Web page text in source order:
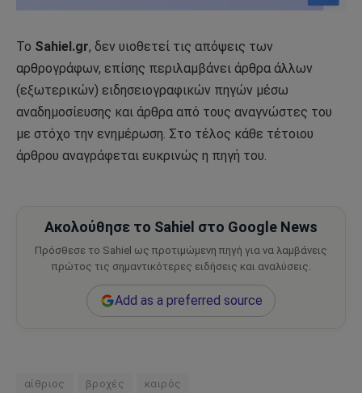
Το Sahiel.gr, δεν υιοθετεί τις απόψεις των
αρθρογράφων, επίσης περιλαμβάνει άρθρα άλλων
(εξωτερικών) ειδησειογραφικών πηγών μέσω
αναδημοσίευσης και άρθρα από τους αναγνώστες του
με στόχο την ενημέρωση. Στο τέλος κάθε τέτοιου
άρθρου αναγράφεται ευκρινώς η πηγή του.
Ακολούθησε το Sahiel στο Google News
Πρόσθεσε το Sahiel ως προτιμώμενη πηγή για να λαμβάνεις
πρώτος τις σημαντικότερες ειδήσεις και αναλύσεις.
Add as a preferred source
αίθριος βροχές καιρός